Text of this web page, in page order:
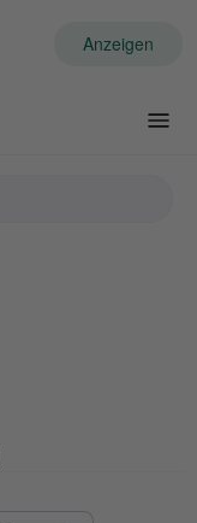
Anzeigen